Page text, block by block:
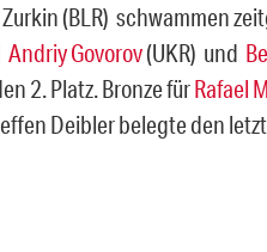
(BLR) schwammen
Andriy Govorov(UKR) und
2. Platz. Bronze fürRafael
Deibler belegte den